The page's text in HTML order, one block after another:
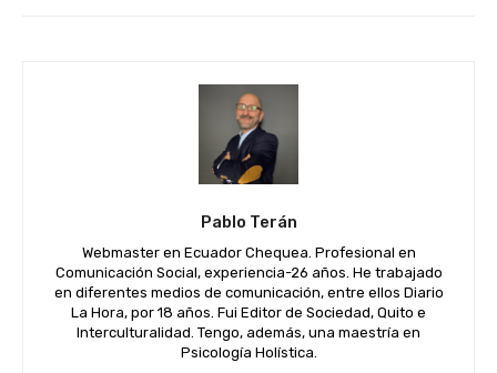
Pablo Terán
Webmaster en Ecuador Chequea. Profesional en
Comunicación Social, experiencia-26 años. He trabajado
en diferentes medios de comunicación, entre ellos Diario
La Hora, por 18 años. Fui Editor de Sociedad, Quito e
Interculturalidad. Tengo, además, una maestría en
Psicología Holística.